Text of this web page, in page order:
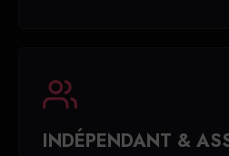
INDÉPENDANT &